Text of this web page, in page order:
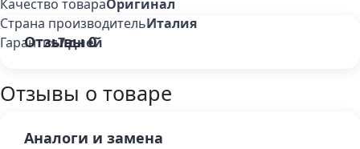
Качество товараОригинал
Страна производительИталия
Гарантия7 дней
Отзывы0
Отзывы о товаре
Аналоги и замена